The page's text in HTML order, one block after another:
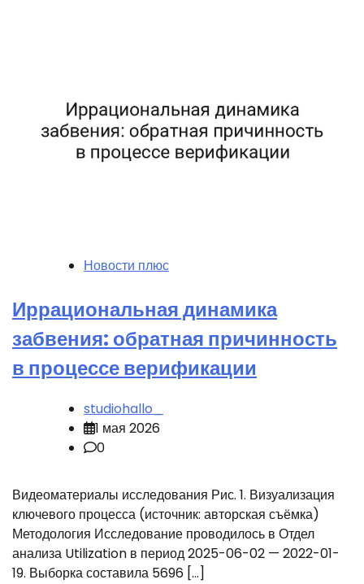
Новости плюс
Иррациональная динамика
забвения: обратная причинность
в процессе верификации
studiohallo_
1 мая 2026
0
Видеоматериалы исследования Рис. 1. Визуализация
ключевого процесса (источник: авторская съёмка)
Методология Исследование проводилось в Отдел
анализа Utilization в период 2025-06-02 — 2022-01-
19. Выборка составила 5696 […]